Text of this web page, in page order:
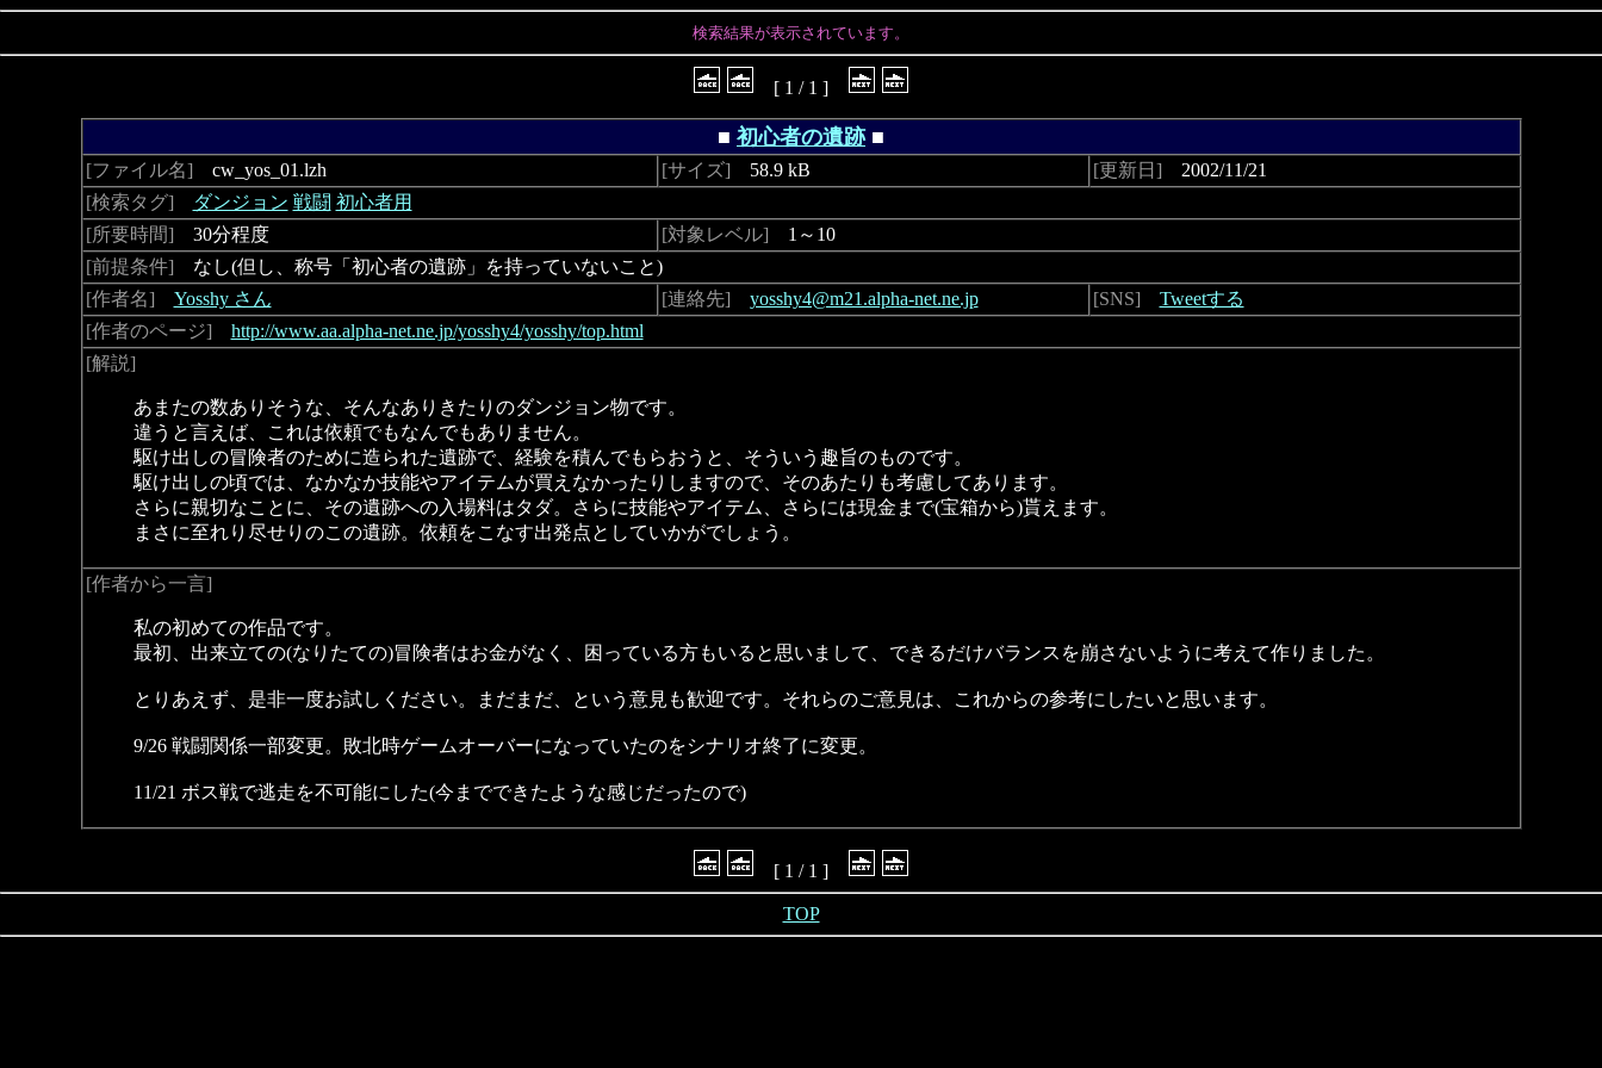
検索結果が表示されています。
[ 1 / 1 ]
■ 初心者の遺跡■
[ファイル名] cw_yos_01.lzh [サイズ] 58.9 kB [更新日] 2002/11/21
[検索タグ]
ダンジョン 戦闘 初心者用
[所要時間] 30分程度 [対象レベル] 1～10
[前提条件] なし(但し、称号「初心者の遺跡」を持っていないこと)
[作者名]
Yosshy さん [連絡先] yosshy4@m21.alpha-net.ne.jp [SNS]
Tweetする
[作者のページ]
http://www.aa.alpha-net.ne.jp/yosshy4/yosshy/top.html
[解説]
あまたの数ありそうな、そんなありきたりのダンジョン物です。
違うと言えば、これは依頼でもなんでもありません。
駆け出しの冒険者のために造られた遺跡で、経験を積んでもらおうと、そういう趣旨のものです。
駆け出しの頃では、なかなか技能やアイテムが買えなかったりしますので、そのあたりも考慮してあります。
さらに親切なことに、その遺跡への入場料はタダ。さらに技能やアイテム、さらには現金まで(宝箱から)貰えます。
まさに至れり尽せりのこの遺跡。依頼をこなす出発点としていかがでしょう。
[作者から一言]
私の初めての作品です。
最初、出来立ての(なりたての)冒険者はお金がなく、困っている方もいると思いまして、できるだけバランスを崩さないように考えて作りました。
とりあえず、是非一度お試しください。まだまだ、という意見も歓迎です。それらのご意見は、これからの参考にしたいと思います。
9/26 戦闘関係一部変更。敗北時ゲームオーバーになっていたのをシナリオ終了に変更。
11/21 ボス戦で逃走を不可能にした(今までできたような感じだったので)
[ 1 / 1 ]
TOP